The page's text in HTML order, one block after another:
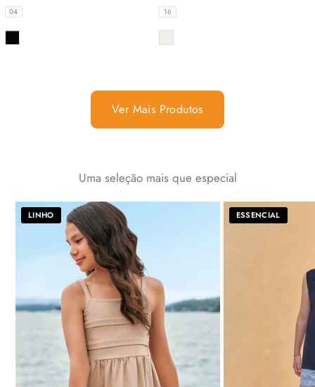
TAMANHOS
04
COR
TAMANHOS
16
COR
Ver Mais Produtos
Uma seleção mais que especial
LINHO ESSENCIAL